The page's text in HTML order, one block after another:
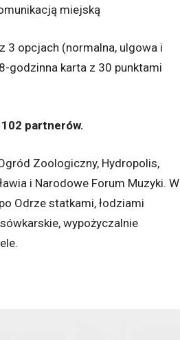
miejską
opcjach (normalna, ulgowa i
godzinna karta z 30 punktami
102 partnerów.
Zoologiczny, Hydropolis,
i Narodowe Forum Muzyki. W
Odrze statkami, łodziami
wypożyczalnie